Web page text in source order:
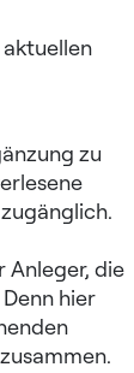
zu
Anleger, die
hier